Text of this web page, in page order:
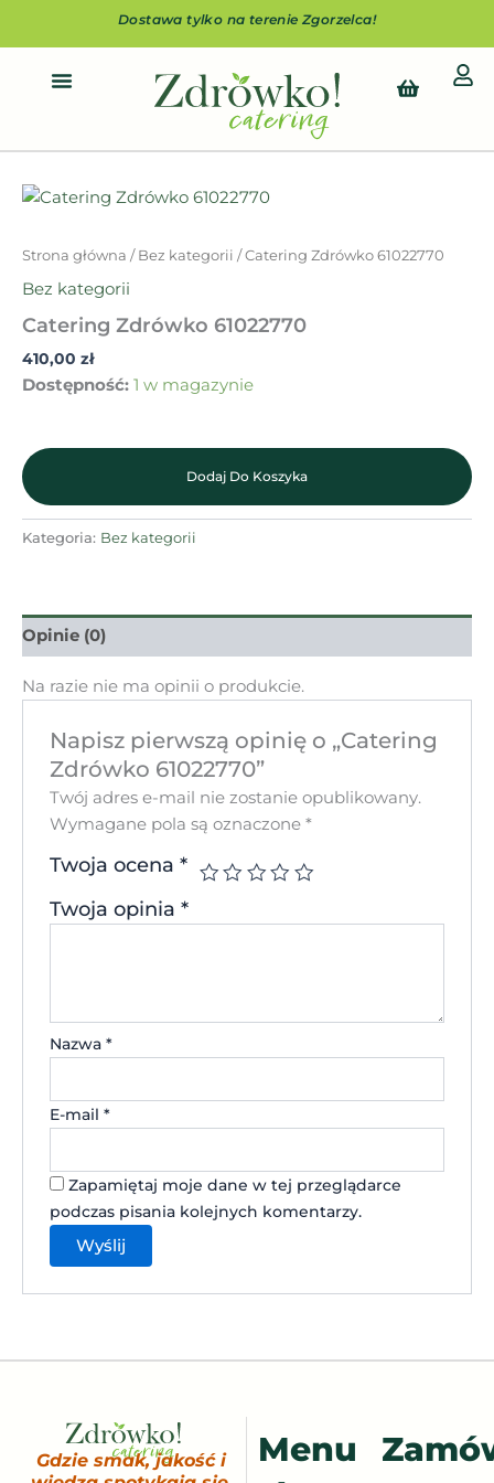
Dostawa tylko na terenie Zgorzelca!
Cart
Strona główna /Bez kategorii / Catering Zdrówko 61022770
Bez kategorii
Catering Zdrówko 61022770
410,00 zł
Dostępność: 1 w magazynie
ilość
61022770
Dodaj Do Koszyka
Kategoria: Bez kategorii
Opinie (0)
Na razie nie ma opinii o produkcie.
Napisz pierwszą opinię o „Catering
Zdrówko 61022770”
Twój adres e-mail nie zostanie opublikowany.
Wymagane pola są oznaczone*
Twoja ocena*
Twoja opinia*
Nazwa*
E-mail*
Zapamiętaj moje dane w tej przeglądarce
podczas pisania kolejnych komentarzy.
Gdzie smak, jakość i
Menu